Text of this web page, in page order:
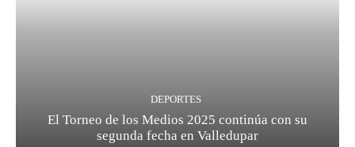
DEPORTES
El Torneo de los Medios 2025 continúa con su
segunda fecha en Valledupar